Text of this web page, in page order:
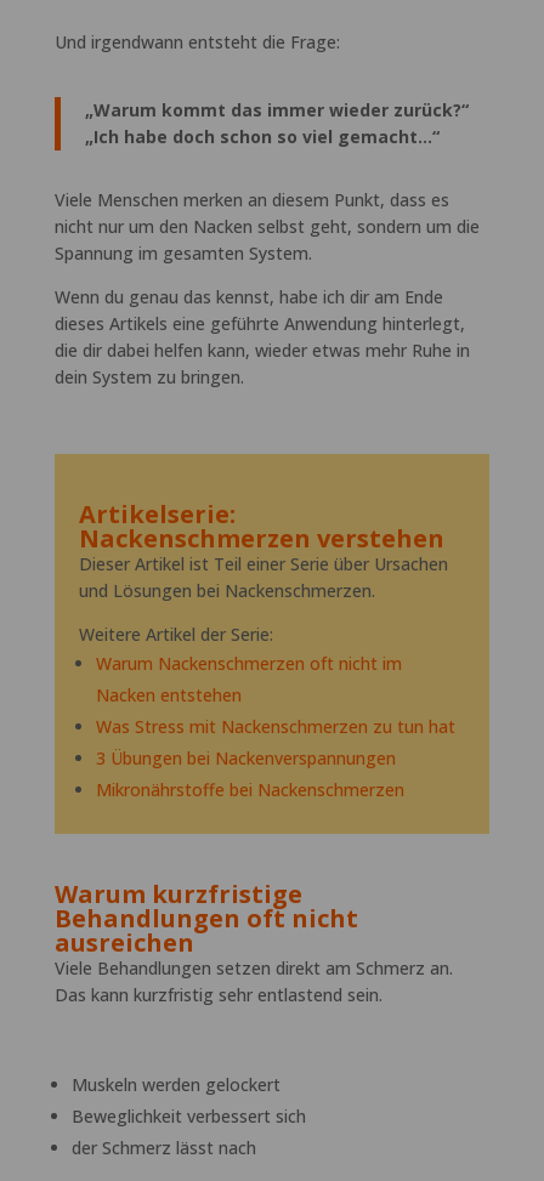
Und irgendwann entsteht die Frage:
„Warum kommt das immer wieder zurück?“
„Ich habe doch schon so viel gemacht…“
Viele Menschen merken an diesem Punkt, dass es
nicht nur um den Nacken selbst geht, sondern um die
Spannung im gesamten System.
Wenn du genau das kennst, habe ich dir am Ende
dieses Artikels eine geführte Anwendung hinterlegt,
die dir dabei helfen kann, wieder etwas mehr Ruhe in
dein System zu bringen.
Artikelserie:
Nackenschmerzen verstehen
Dieser Artikel ist Teil einer Serie über Ursachen
und Lösungen bei Nackenschmerzen.
Weitere Artikel der Serie:
Warum Nackenschmerzen oft nicht im
Nacken entstehen
Was Stress mit Nackenschmerzen zu tun hat
3 Übungen bei Nackenverspannungen
Mikronährstoffe bei Nackenschmerzen
Warum kurzfristige
Behandlungen oft nicht
ausreichen
Viele Behandlungen setzen direkt am Schmerz an.
Das kann kurzfristig sehr entlastend sein.
Muskeln werden gelockert
Beweglichkeit verbessert sich
der Schmerz lässt nach